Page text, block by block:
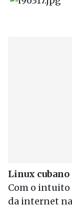
Linux cubano
Com o intuito
da internet